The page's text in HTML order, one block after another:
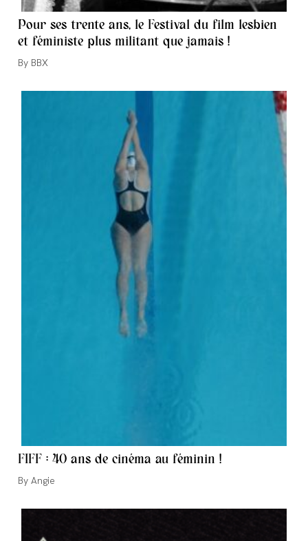
Pour ses trente ans, le Festival du film lesbien
et féministe plus militant que jamais !
Auteur/autrice
la
BBX
FIFF : 40 ans de cinéma au féminin !
Auteur/autrice
la
Angie